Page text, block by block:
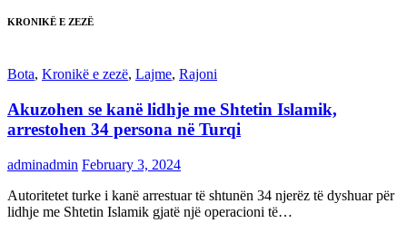
KRONIKË E ZEZË
Bota, Kronikë e zezë, Lajme, Rajoni
Akuzohen se kanë lidhje me Shtetin Islamik,
arrestohen 34 persona në Turqi
adminadmin February 3, 2024
Autoritetet turke i kanë arrestuar të shtunën 34 njerëz të dyshuar për
lidhje me Shtetin Islamik gjatë një operacioni të…